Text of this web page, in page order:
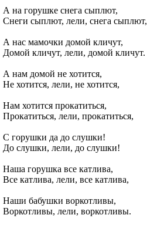
А на горушке снега сыплют,
Снеги сыплют, лели, снега сыплют,
А нас мамочки домой кличут,
Домой кличут, лели, домой кличут.
А нам домой не хотится,
Не хотится, лели, не хотится,
Нам хотится прокатиться,
Прокатиться, лели, прокатиться,
С горушки да до слушки!
До слушки, лели, до слушки!
Наша горушка все катлива,
Все катлива, лели, все катлива,
Наши бабушки воркотливы,
Воркотливы, лели, воркотливы.